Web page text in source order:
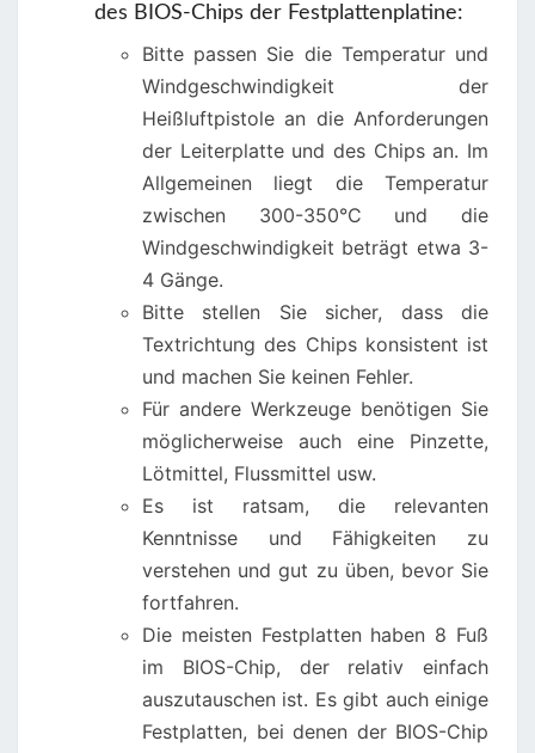
des BIOS-Chips der Festplattenplatine:
Bitte passen Sie die Temperatur und
Windgeschwindigkeit der
Heißluftpistole an die Anforderungen
der Leiterplatte und des Chips an. Im
Allgemeinen liegt die Temperatur
zwischen 300-350°C und die
Windgeschwindigkeit beträgt etwa 3-
4 Gänge.
Bitte stellen Sie sicher, dass die
Textrichtung des Chips konsistent ist
und machen Sie keinen Fehler.
Für andere Werkzeuge benötigen Sie
möglicherweise auch eine Pinzette,
Lötmittel, Flussmittel usw.
Es ist ratsam, die relevanten
Kenntnisse und Fähigkeiten zu
verstehen und gut zu üben, bevor Sie
fortfahren.
Die meisten Festplatten haben 8 Fuß
im BIOS-Chip, der relativ einfach
auszutauschen ist. Es gibt auch einige
Festplatten, bei denen der BIOS-Chip